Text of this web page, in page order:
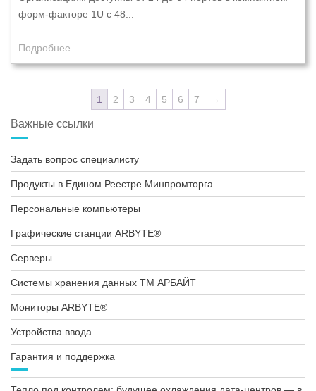
форм-факторе 1U с 48...
Подробнее
1 2 3 4 5 6 7 →
Важные ссылки
Задать вопрос специалисту
Продукты в Едином Реестре Минпромторга
Персональные компьютеры
Графические станции ARBYTE®
Серверы
Системы хранения данных ТМ АРБАЙТ
Мониторы ARBYTE®
Устройства ввода
Гарантия и поддержка